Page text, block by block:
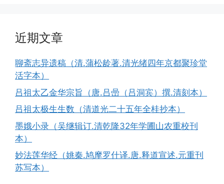
近期文章
聊斋志异遗稿（清.蒲松龄著.清光绪四年京都聚珍堂
活字本）
吕祖太乙金华宗旨（唐.吕喦（吕洞宾）撰.清刻本）
吕祖太极生生数（清道光二十五年全桂抄本）
墨娥小录（吴继辑订.清乾隆32年学圃山农重校刊
本）
妙法莲华经（姚秦.鸠摩罗什译.唐.释道宣述.元重刊
苏写本）